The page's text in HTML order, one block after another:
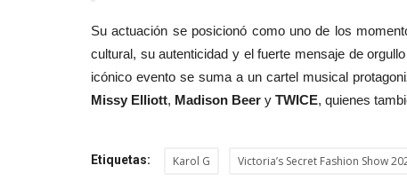
Su actuación se posicionó como uno de los
cultural, su autenticidad y el fuerte mensaje de
icónico evento se suma a un cartel musical
Missy Elliott, Madison Beer y TWICE, quienes
Etiquetas: Karol G Victoria’s Secret Fashion Show